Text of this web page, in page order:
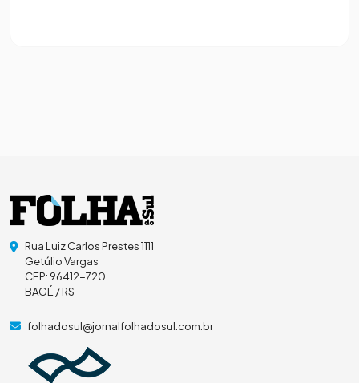
Rua Luiz Carlos Prestes 1111
Getúlio Vargas
CEP: 96412-720
BAGÉ / RS
folhadosul@jornalfolhadosul.com.br